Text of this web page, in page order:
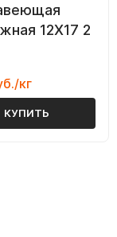
12Х17 2
кг
КУПИТЬ